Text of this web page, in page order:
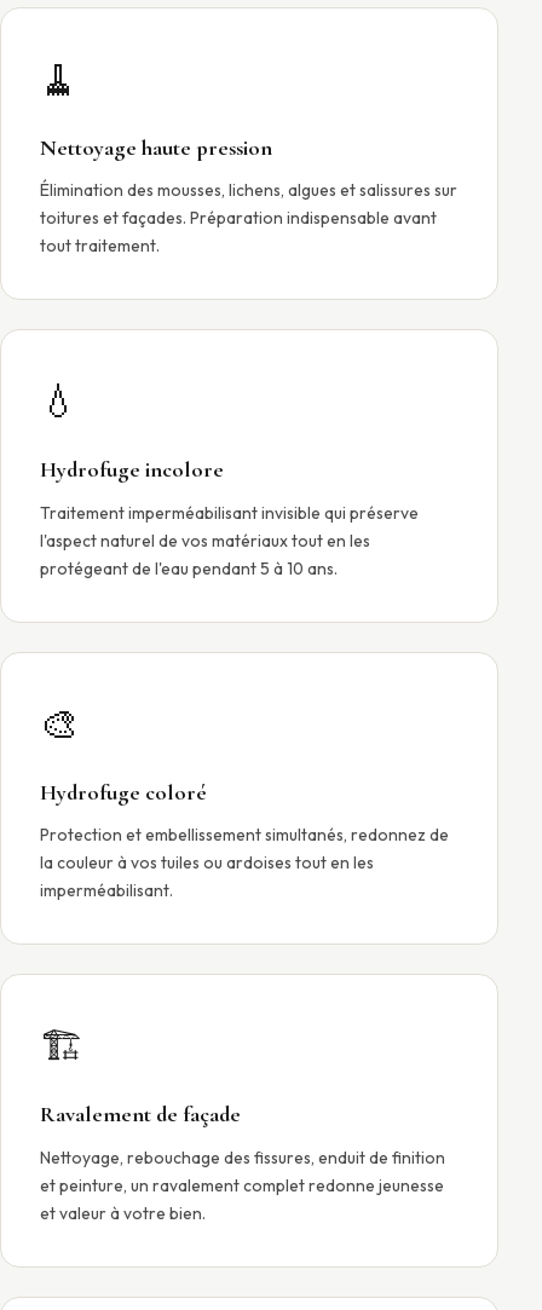
🧹
Nettoyage haute pression
Élimination des mousses, lichens, algues et salissures sur
toitures et façades. Préparation indispensable avant
tout traitement.
💧
Hydrofuge incolore
Traitement imperméabilisant invisible qui préserve
l'aspect naturel de vos matériaux tout en les
protégeant de l'eau pendant 5 à 10 ans.
🎨
Hydrofuge coloré
Protection et embellissement simultanés, redonnez de
la couleur à vos tuiles ou ardoises tout en les
imperméabilisant.
🏗
Ravalement de façade
Nettoyage, rebouchage des fissures, enduit de finition
et peinture, un ravalement complet redonne jeunesse
et valeur à votre bien.